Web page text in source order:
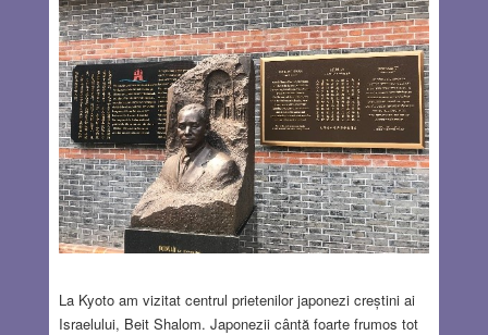
La Kyoto am vizitat centrul prietenilor japonezi creștini ai
Israelului, Beit Shalom. Japonezii cântă foarte frumos tot